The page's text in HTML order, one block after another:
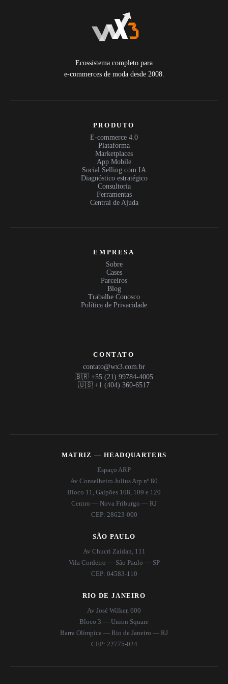
Ecossistema completo para
e-commerces de moda desde 2008.
PRODUTO
E-commerce 4.0
Plataforma
Marketplaces
App Mobile
Social Selling com IA
Diagnóstico estratégico
Consultoria
Ferramentas
Central de Ajuda
EMPRESA
Sobre
Cases
Parceiros
Blog
Trabalhe Conosco
Política de Privacidade
CONTATO
contato@wx3.com.br
🇧🇷 +55 (21) 99784-4005
🇺🇸 +1 (404) 360-6517
MATRIZ — HEADQUARTERS
Espaço ARP
Av Conselheiro Julius Arp nº 80
Bloco 11, Galpões 108, 109 e 120
Centro — Nova Friburgo — RJ
CEP: 28623-000
SÃO PAULO
Av Chucri Zaidan, 111
Vila Cordeiro — São Paulo — SP
CEP: 04583-110
RIO DE JANEIRO
Av José Wilker, 600
Bloco 3 — Union Square
Barra Olímpica — Rio de Janeiro — RJ
CEP: 22775-024